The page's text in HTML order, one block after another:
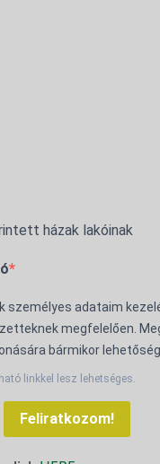
házak lakóinak
személyes adataim
megfelelően.
bármikor
linkkel lesz lehetséges.
Feliratkozom!